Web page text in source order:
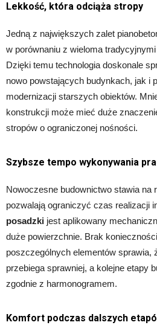
Lekkość, która odciąża stropy
Jedną z największych zalet
w porównaniu z wieloma
Dzięki temu technologia doskonale
nowo powstających budynkach, jak i
modernizacji starszych obiektów.
konstrukcji może mieć duże
stropów o ograniczonej nośności.
Szybsze tempo wykonywania
Nowoczesne budownictwo stawia na
pozwalają ograniczyć czas realizacji
posadzki jest aplikowany
duże powierzchnie. Brak
poszczególnych elementów sprawia,
przebiega sprawniej, a kolejne etapy
zgodnie z harmonogramem.
Komfort podczas dalszych